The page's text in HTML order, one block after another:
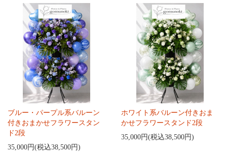
ブルー・パープル系バルーン
付きおまかせフラワースタン
ド2段
35,000円(税込38,500円)
ホワイト系バルーン付きおま
かせフラワースタンド2段
35,000円(税込38,500円)